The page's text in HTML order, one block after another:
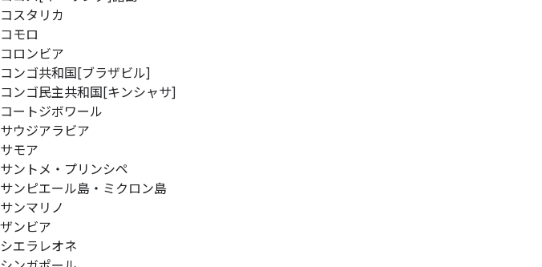
コスタリカ
コモロ
コロンビア
コンゴ共和国[ブラザビル]
コンゴ民主共和国[キンシャサ]
コートジボワール
サウジアラビア
サモア
サントメ・プリンシペ
サンピエール島・ミクロン島
サンマリノ
ザンビア
シエラレオネ